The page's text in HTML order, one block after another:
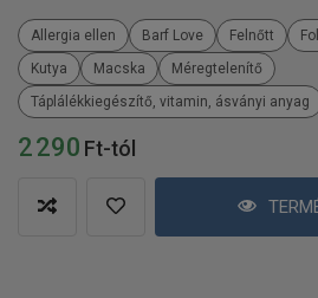
2 290 Ft-tól
Allergia ellen Barf Love Felnőtt
Kutya
Macska
Méregtelenítő
Táplálékkiegészítő, vitamin, ásványi anyag